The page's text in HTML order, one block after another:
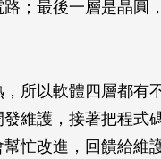
；最後一層是晶圓
所以軟體四層都有
維護，接著把程式
忙改進，回饋給維